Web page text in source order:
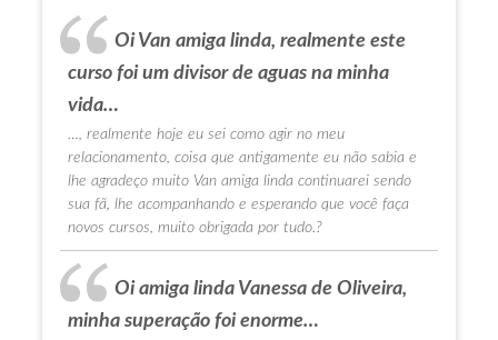
Oi Van amiga linda, realmente este
curso foi um divisor de aguas na minha
vida…
…, realmente hoje eu sei como agir no meu
relacionamento, coisa que antigamente eu não sabia e
lhe agradeço muito Van amiga linda continuarei sendo
sua fã, lhe acompanhando e esperando que você faça
novos cursos, muito obrigada por tudo.?
Oi amiga linda Vanessa de Oliveira,
minha superação foi enorme…